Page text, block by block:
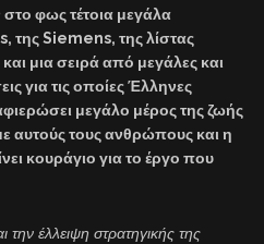
στο φως τέτοια μεγάλα
, τηςSiemens, της λίστας
και μια σειρά από μεγάλες και
για τις οποίες Έλληνες
μεγάλο μέρος της ζωής
αυτούς τους ανθρώπους και η
κουράγιο για το έργο που
την έλλειψη στρατηγικής της